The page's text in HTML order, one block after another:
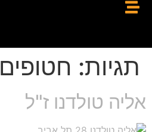
תגיות: חטופים
אליה טולדנו ז"ל